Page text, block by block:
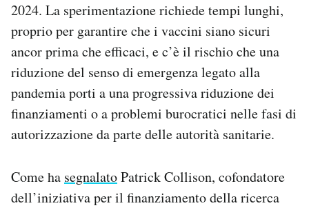
2024. La sperimentazione richiede tempi lunghi,
proprio per garantire che i vaccini siano sicuri
ancor prima che efficaci, e c’è il rischio che una
riduzione del senso di emergenza legato alla
pandemia porti a una progressiva riduzione dei
finanziamenti o a problemi burocratici nelle fasi di
autorizzazione da parte delle autorità sanitarie.
Come ha segnalatoPatrick Collison, cofondatore
dell’iniziativa per il finanziamento della ricerca